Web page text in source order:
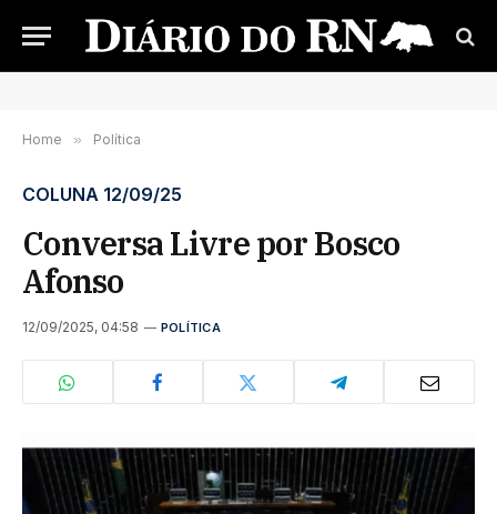
Home » Política
COLUNA 12/09/25
Conversa Livre por Bosco
Afonso
12/09/2025, 04:58 POLÍTICA